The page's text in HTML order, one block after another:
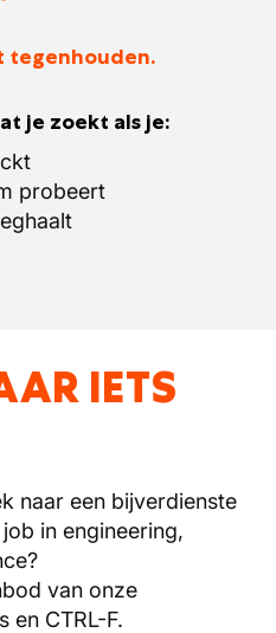
tegenhouden.
je zoekt als je:
probeert
IETS
naar een bijverdienste
in engineering,
van onze
en CTRL-F.